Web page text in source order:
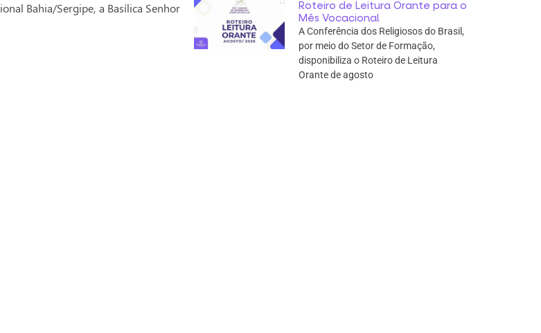
Bahia/Sergipe, a Basílica Senhor
Roteiro de Leitura Orante para o
Mês Vocacional
A Conferência dos Religiosos do Brasil,
por meio do Setor de Formação,
disponibiliza o Roteiro de Leitura
Orante de agosto